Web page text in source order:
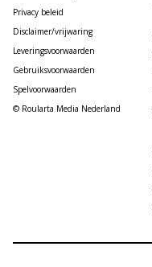
Privacy beleid
Disclaimer/vrijwaring
Leveringsvoorwaarden
Gebruiksvoorwaarden
Spelvoorwaarden
© Roularta Media Nederland